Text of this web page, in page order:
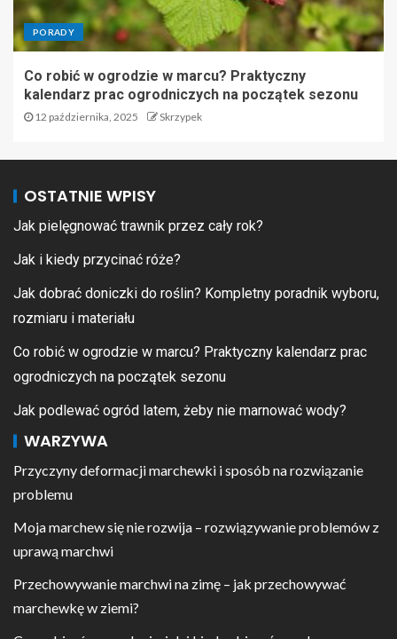
PORADY
Co robić w ogrodzie w marcu? Praktyczny
kalendarz prac ogrodniczych na początek sezonu
12 października, 2025 Skrzypek
OSTATNIE WPISY
Jak pielęgnować trawnik przez cały rok?
Jak i kiedy przycinać róże?
Jak dobrać doniczki do roślin? Kompletny poradnik wyboru,
rozmiaru i materiału
Co robić w ogrodzie w marcu? Praktyczny kalendarz prac
ogrodniczych na początek sezonu
Jak podlewać ogród latem, żeby nie marnować wody?
WARZYWA
Przyczyny deformacji marchewki i sposób na rozwiązanie
problemu
Moja marchew się nie rozwija – rozwiązywanie problemów z
uprawą marchwi
Przechowywanie marchwi na zimę – jak przechowywać
marchewkę w ziemi?